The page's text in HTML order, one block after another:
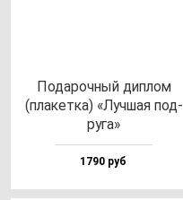
Пода­роч­ный дип­лом
(пла­кет­ка) «Луч­шая под­
ру­га»
1790 руб